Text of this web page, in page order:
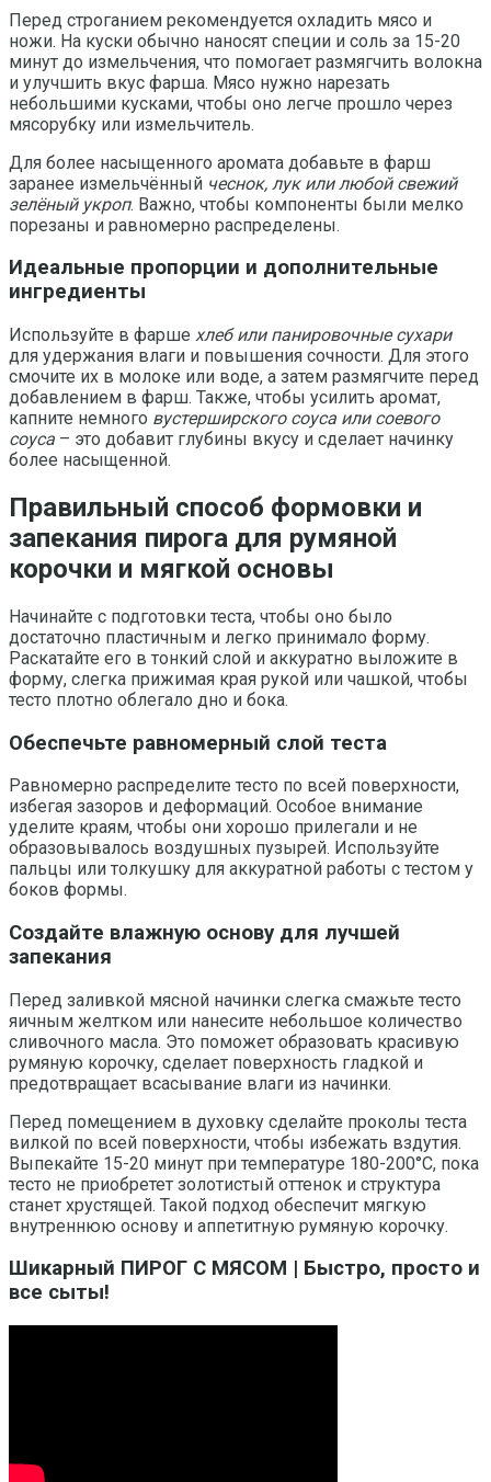
Перед строганием рекомендуется охладить мясо и
ножи. На куски обычно наносят специи и соль за 15-20
минут до измельчения, что помогает размягчить волокна
и улучшить вкус фарша. Мясо нужно нарезать
небольшими кусками, чтобы оно легче прошло через
мясорубку или измельчитель.
Для более насыщенного аромата добавьте в фарш
заранее измельчённый чеснок, лук или любой свежий
зелёный укроп. Важно, чтобы компоненты были мелко
порезаны и равномерно распределены.
Идеальные пропорции и дополнительные
ингредиенты
Используйте в фарше хлеб или панировочные сухари
для удержания влаги и повышения сочности. Для этого
смочите их в молоке или воде, а затем размягчите перед
добавлением в фарш. Также, чтобы усилить аромат,
капните немного вустерширского соуса или соевого
соуса – это добавит глубины вкусу и сделает начинку
более насыщенной.
Правильный способ формовки и
запекания пирога для румяной
корочки и мягкой основы
Начинайте с подготовки теста, чтобы оно было
достаточно пластичным и легко принимало форму.
Раскатайте его в тонкий слой и аккуратно выложите в
форму, слегка прижимая края рукой или чашкой, чтобы
тесто плотно облегало дно и бока.
Обеспечьте равномерный слой теста
Равномерно распределите тесто по всей поверхности,
избегая зазоров и деформаций. Особое внимание
уделите краям, чтобы они хорошо прилегали и не
образовывалось воздушных пузырей. Используйте
пальцы или толкушку для аккуратной работы с тестом у
боков формы.
Создайте влажную основу для лучшей
запекания
Перед заливкой мясной начинки слегка смажьте тесто
яичным желтком или нанесите небольшое количество
сливочного масла. Это поможет образовать красивую
румяную корочку, сделает поверхность гладкой и
предотвращает всасывание влаги из начинки.
Перед помещением в духовку сделайте проколы теста
вилкой по всей поверхности, чтобы избежать вздутия.
Выпекайте 15-20 минут при температуре 180-200°С, пока
тесто не приобретет золотистый оттенок и структура
станет хрустящей. Такой подход обеспечит мягкую
внутреннюю основу и аппетитную румяную корочку.
Шикарный ПИРОГ С МЯСОМ | Быстро, просто и
все сыты!